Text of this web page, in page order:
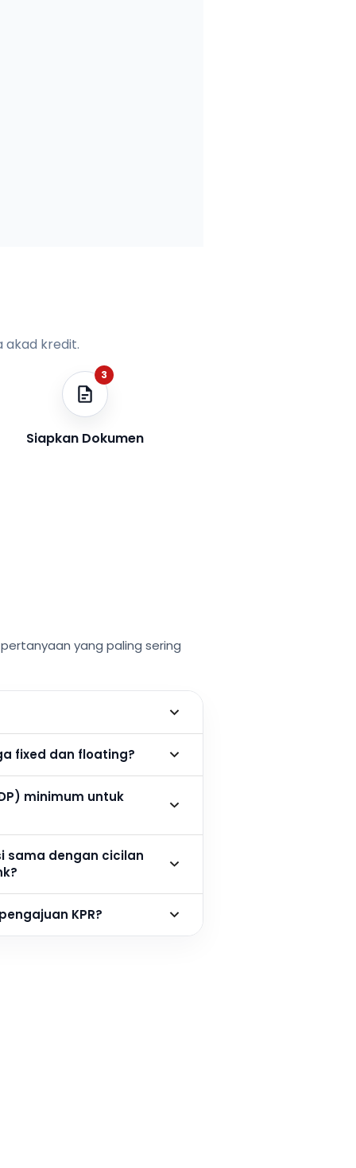
akad kredit.
3
Siapkan Dokumen
yang paling sering
fixed dan floating?
minimum untuk
sama dengan cicilan
KPR?